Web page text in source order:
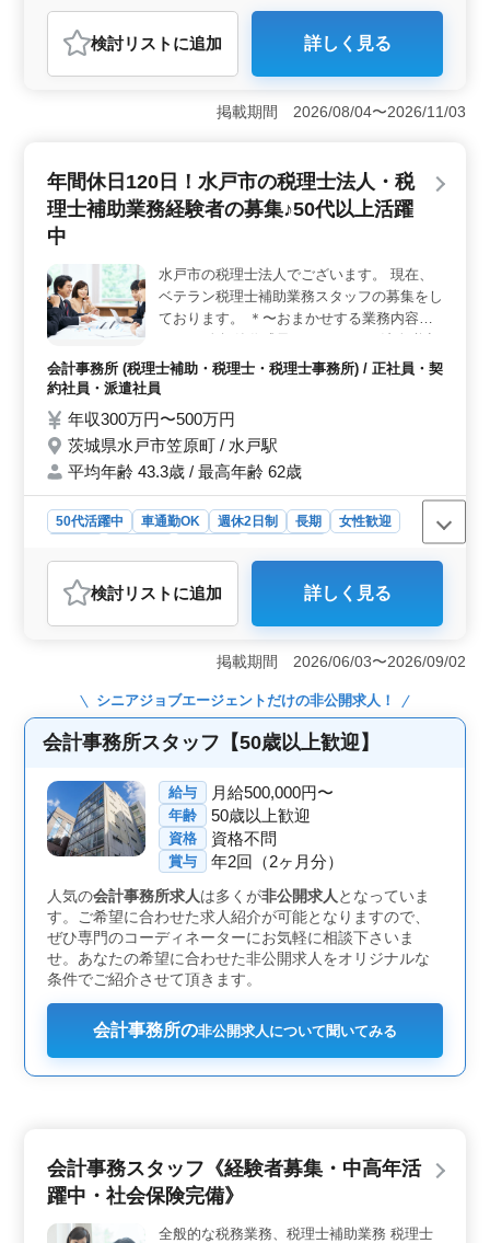
アルバイト・パート
おすすめポイント
＜経験者優遇＞ 実務経験2年以上を有する方を歓迎して
います。税務相談や決算業務など、幅広い業務に携われ
ます。税理士有資格者は特に優遇されます。 ＜パー
る社員がいるため、すぐに業務に慣れることができま
す。 ＜多様な世代が活躍＞ 20代から60代まで幅広
い世代のスタッフが在籍しています。経験者だけでな
く、若手からベテランまでが活躍するアットホームな環
境です。
検討リスト に追加 詳しく見る
掲載期間 2026/08/04〜2026/11/03
年間休日120日！水戸市の税理士法人・税
理士補助業務経験者の募集♪50代以上活躍
中
水戸市の税理士法人でございます。 現在、
ベテラン税理士補助業務スタッフの募集をし
ております。 ＊〜おまかせする業務内容〜
告書の作成 ・決算書の作成 ・個人確定申告
書の作成 ・年末調整 等 ＊〜おまかせする業
120日以上 ・50代の新規採用実績有り！ 少
人数制の事務所なので、とってもアットホー
ムが自慢です。 ご応募お待ちしておりま
す。
会計事務所 (税理士補助・税理士・税理士事務所) / 正社員・契
約社員・派遣社員
年収300万円〜500万円
茨城県水戸市笠原町 / 水戸駅
平均年齢 43.3歳 / 最高年齢 62歳
50代活躍中 車通勤OK 週休2日制 長期
女性歓迎
おすすめポイント
＜アットホームな環境＞ 水戸市笠原町に位置する税理
士法人では、ベテラン税理士補助業務スタッフを募集し
ています。少人数制の事務所で、アットホームな雰囲気
が自慢です。地域密着型のサービスを提供し、クライア
ントとの信頼関係を築くことを重視しています。 ＜
経験者優遇＞ 会計事務所での実務経験が5年以上ある方
を歓迎します。経験豊富な方々のご応募をお待ちしてお
ります。また、50代以上の方々も積極的に活躍していま
群＞ 年間休日120日以上という充実した休暇制度を設け
ており、週3〜5日の勤務で、土日祝や年末年始などの長
期休暇もしっかり確保されています。時間外労働も月10
時間程度と、ワークライフバランスを大切にする環境で
検討リスト に追加 詳しく見る
掲載期間 2026/06/03〜2026/09/02
シニアジョブエージェントだけの非公開求人！
会計事務所スタッフ【50歳以上歓迎】
給与 月給500,000円〜
年齢 50歳以上歓迎
資格 資格不問
賞与 年2回（2ヶ月分）
人気の会計事務所求人は多くが非公開求人 となっていま
す。ご希望に合わせた求人紹介が可能となりますので、
ぜひ専門のコーディネーターにお気軽に相談下さいま
せ。あなたの希望に合わせた非公開求人をオリジナルな
条件でご紹介させて頂きます。
会計事務所の非公開求人について聞いてみる
会計事務スタッフ《経験者募集・中高年活
躍中・社会保険完備》
全般的な税務業務、税理士補助業務 税理士